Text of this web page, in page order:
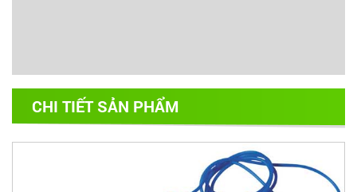
CHI TIẾT SẢN PHẨM